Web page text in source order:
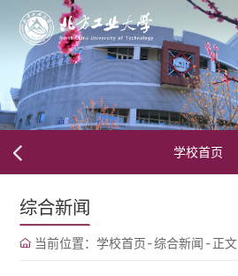
学校首页
综合新闻
当前位置： 学校首页-综合新闻 -正文